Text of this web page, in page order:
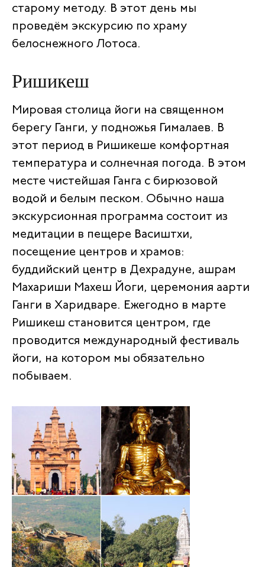
старому методу. В этот день мы
проведём экскурсию по храму
белоснежного Лотоса.
Ришикеш
Мировая столица йоги на священном
берегу Ганги, у подножья Гималаев. В
этот период в Ришикеше комфортная
температура и солнечная погода. В этом
месте чистейшая Ганга с бирюзовой
водой и белым песком. Обычно наша
экскурсионная программа состоит из
медитации в пещере Васиштхи,
посещение центров и храмов:
буддийский центр в Дехрадуне, ашрам
Махариши Махеш Йоги, церемония аарти
Ганги в Харидваре. Ежегодно в марте
Ришикеш становится центром, где
проводится международный фестиваль
йоги, на котором мы обязательно
побываем.